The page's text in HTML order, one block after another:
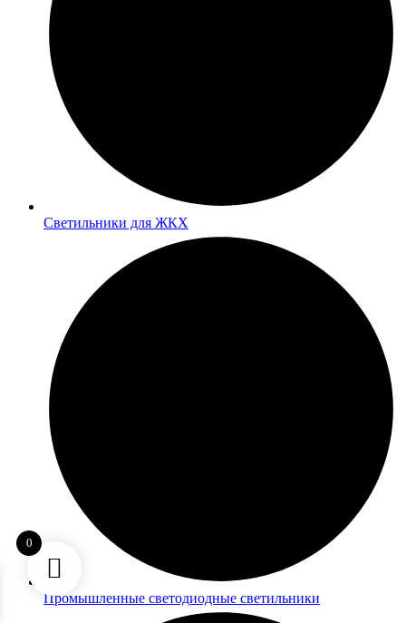
Светильники для ЖКХ
Промышленные светодиодные светильники
0